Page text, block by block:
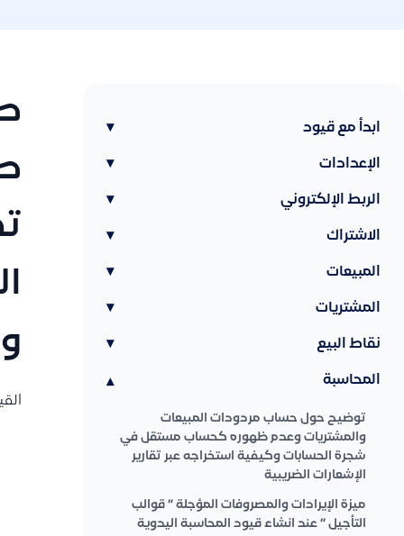
ابدأ مع قيود ▾
الإعدادات ▾
الربط الإلكتروني ▾
الاشتراك ▾
المبيعات ▾
المشتريات ▾
نقاط البيع ▾
المحاسبة ▾
توضيح حول حساب مردودات المبيعات
والمشتريات وعدم ظهوره كحساب مستقل في
شجرة الحسابات وكيفية استخراجه عبر تقارير
الإشعارات الضريبية
ميزة الإيرادات والمصروفات المؤجلة ” قوالب
التأجيل ” عند انشاء قيود المحاسبة اليدوية